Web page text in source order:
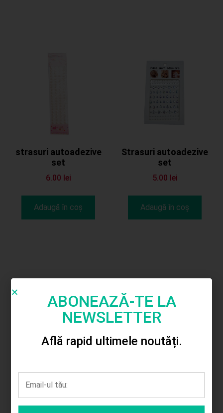
strasuri autoadezive
set
6.00 lei
Adaugă în coș
Strasuri autoadezive
set
5.00 lei
Adaugă în coș
Dovleac polistiren 1ps
S
ABONEAZĂ-TE LA
NEWSLETTER
Află rapid ultimele noutăți.